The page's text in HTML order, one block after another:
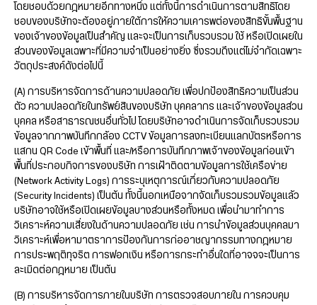
โดยชอบด้วยกฎหมายอีกทางหนึ่ง แต่ทั้งนี้การดำเนินการตามสิทธิโดย
ชอบของบริษัทจะต้องอยู่ภายใต้การให้ความเคารพต่อของสิทธิขั้นพื้นฐาน
ของเจ้าของข้อมูลเป็นสำคัญ และจะเป็นการเก็บรวบรวม ใช้ หรือเปิดเผยใน
ส่วนของข้อมูลเฉพาะที่มีความจำเป็นอย่างยิ่ง ซึ่งรวมถึงแต่ไม่จำกัดเฉพาะ
วัตถุประสงค์ดังต่อไปนี้
(A) การบริหารจัดการด้านความปลอดภัย เพื่อปกป้องสิทธิความเป็นส่วน
ตัว ความปลอดภัยในทรัพย์สินของบริษัท บุคคลากร และเจ้าของข้อมูลส่วน
บุคคล หรือสาธารณชนอื่นทั่วไป โดยบริษัทอาจดำเนินการจัดเก็บรวบรวม
ข้อมูลจากภาพบันทึกกล้อง CCTV ข้อมูลการลงทะเบียนแลกบัตรหรือการ
แสกน QR Code เข้าพื้นที่ และ/หรือการบันทึกภาพเจ้าของข้อมูลก่อนเข้า
พื้นที่ประกอบกิจการของบริษัท การเฝ้าติดตามข้อมูลการใช้เครือข่าย
(Network Activity Logs) การระบุเหตุการณ์เกี่ยวกับความปลอดภัย
(Security Incidents) เป็นต้น ทั้งนี้นอกเหนือจากจัดเก็บรวมรวมข้อมูลแล้ว
บริษัทอาจใช้หรือเปิดเผยข้อมูลบางส่วนหรือทั้งหมด เพื่อนำมาทำการ
วิเคราะห์ความเสี่ยงในด้านความปลอดภัย เช่น การนำข้อมูลส่วนบุคคลมา
วิเคราะห์เพื่อหามาตราการป้องกันการก่ออาชญากรรมทางกฎหมาย
การประพฤติทุจริต การฟอกเงิน หรือการกระทำอื่นใดที่อาจจจะเป็นการ
ละเมิดต่อกฎหมาย เป็นต้น
(B) การบริหารจัดการภายในบริษัท การตรวจสอบภายใน การควบคุม